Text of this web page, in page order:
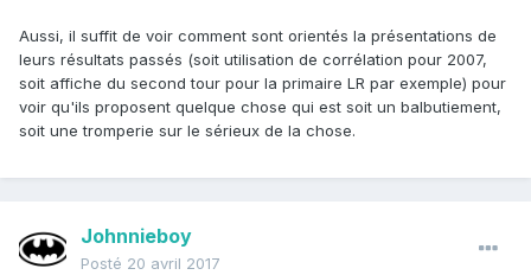
Aussi, il suffit de voir comment sont orientés la présentations de
leurs résultats passés (soit utilisation de corrélation pour 2007,
soit affiche du second tour pour la primaire LR par exemple) pour
voir qu'ils proposent quelque chose qui est soit un balbutiement,
soit une tromperie sur le sérieux de la chose.
Johnnieboy
Posté 20 avril 2017